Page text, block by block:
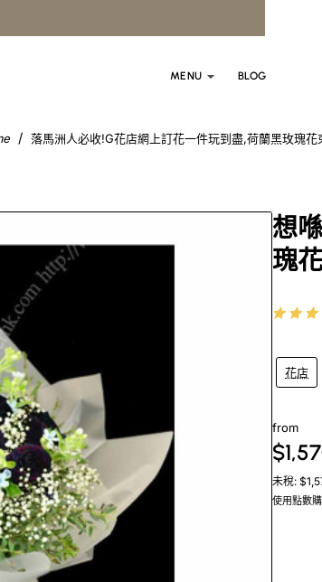
MENU BLOG
落馬洲人必收!G花店網上訂花一件玩到盡,荷蘭黑玫瑰
想
瑰
花店
from
未稅:
使用點數